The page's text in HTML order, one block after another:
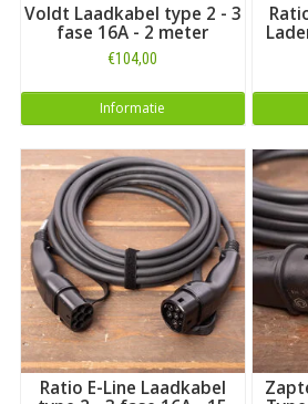
Voldt Laadkabel type 2 - 3
fase 16A - 2 meter
€104,00
Informatie
Ratio E-Line Laadkabel